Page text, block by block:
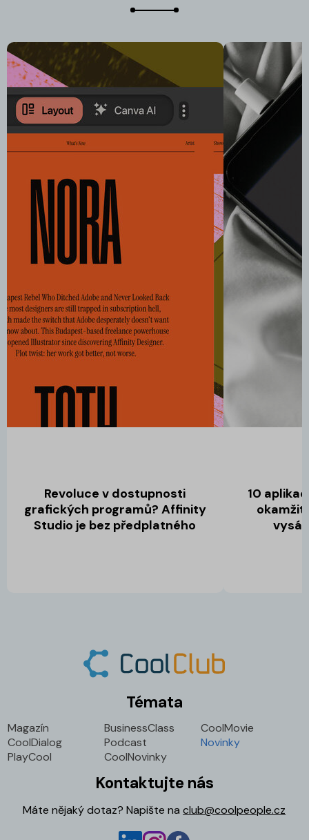
Revoluce v dostupnosti
grafických programů? Affinity
Studio je bez předplatného
10
Témata
Magazín BusinessClass
CoolMovie
CoolDialog
Podcast
Novinky
PlayCool
CoolNovinky
Kontaktujte nás
Máte nějaký dotaz? Napište naclub@coolpeople.cz